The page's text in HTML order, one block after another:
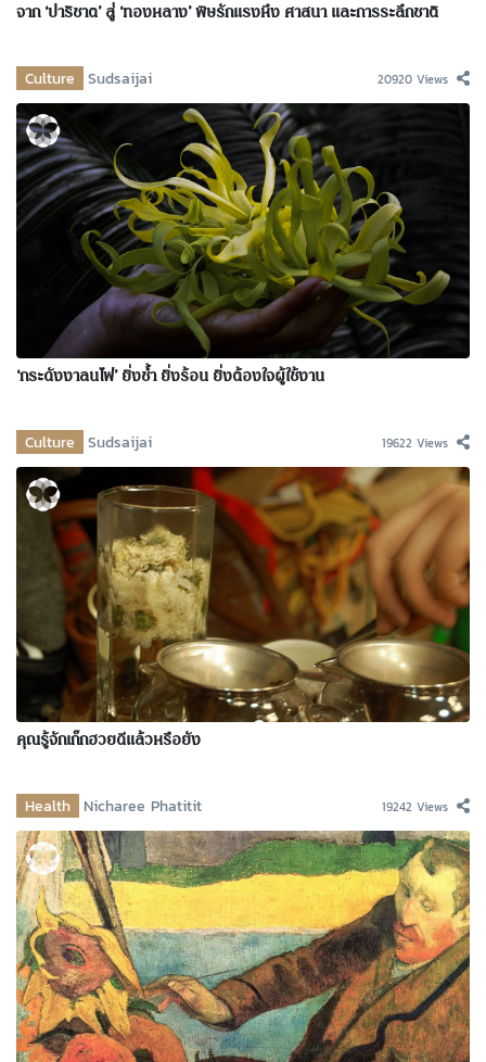
จาก ‘ปาริชาต’ สู่ ‘ทองหลาง’ พิษรักแรงหึง ศาสนา และการระลึกชาติ
Culture Sudsaijai 20920 Views
‘กระดังงาลนไฟ’ ยิ่งช้ำ ยิ่งร้อน ยิ่งต้องใจผู้ใช้งาน
Culture Sudsaijai 19622 Views
คุณรู้จักเก๊กฮวยดีแล้วหรือยัง
Health Nicharee Phatitit 19242 Views